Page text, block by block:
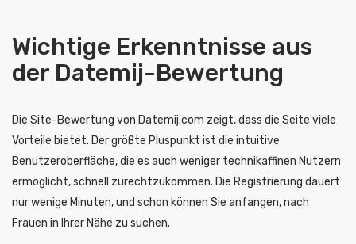
Wichtige Erkenntnisse aus
der Datemij-Bewertung
Die Site-Bewertung von Datemij.com zeigt, dass die Seite viele
Vorteile bietet. Der größte Pluspunkt ist die intuitive
Benutzeroberfläche, die es auch weniger technikaffinen Nutzern
ermöglicht, schnell zurechtzukommen. Die Registrierung dauert
nur wenige Minuten, und schon können Sie anfangen, nach
Frauen in Ihrer Nähe zu suchen.